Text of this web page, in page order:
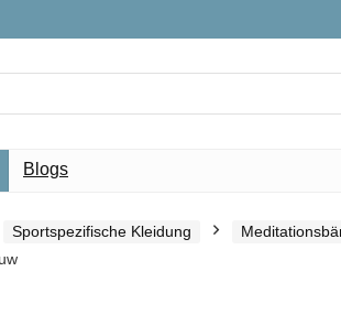
Blogs
Sportspezifische Kleidung